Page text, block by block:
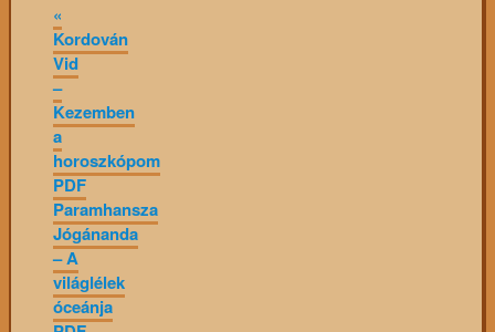
«
Kordován
Vid
–
Kezemben
a
horoszkópom
PDF
Paramhansza
Jógánanda
– A
világlélek
óceánja